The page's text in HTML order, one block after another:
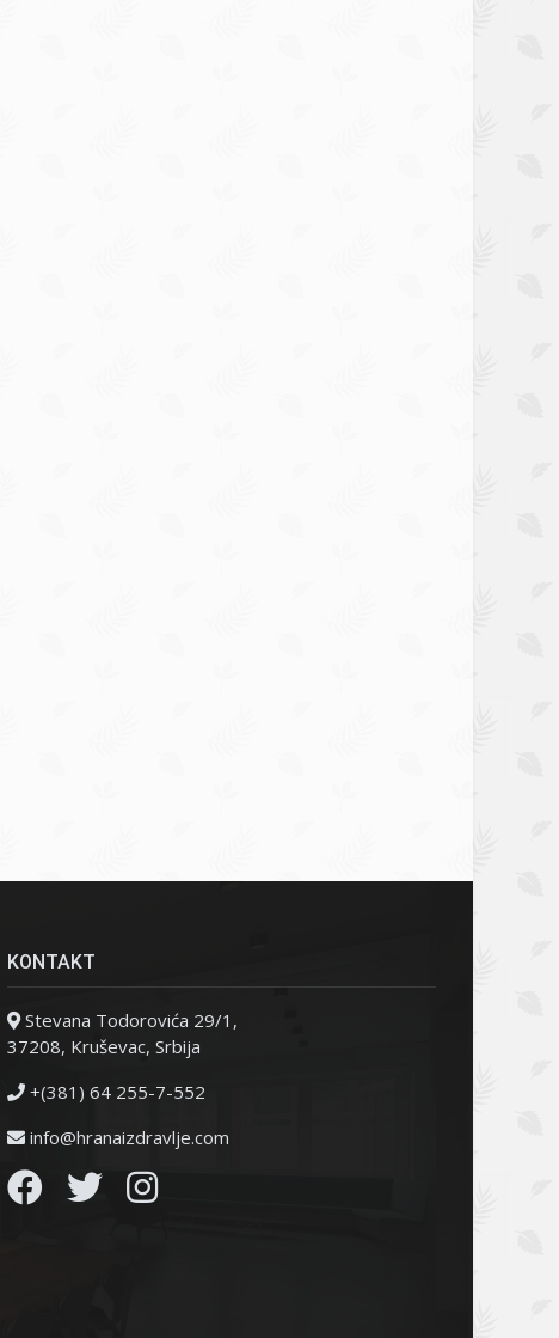
KONTAKT
Stevana Todorovića 29/1,
37208, Kruševac, Srbija
+(381) 64 255-7-552
info@hranaizdravlje.com